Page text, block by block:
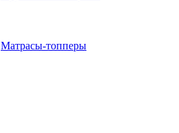
Матрасы-топперы